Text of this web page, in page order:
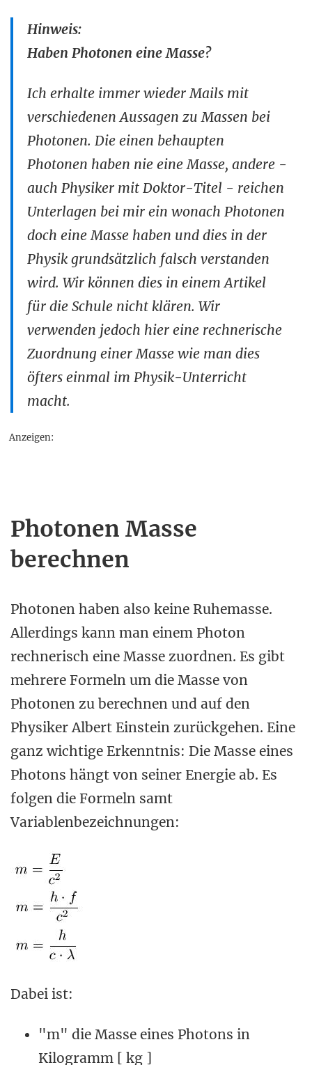
Hinweis:
Haben Photonen eine Masse?
Ich erhalte immer wieder Mails mit
verschiedenen Aussagen zu Massen bei
Photonen. Die einen behaupten
Photonen haben nie eine Masse, andere -
auch Physiker mit Doktor-Titel - reichen
Unterlagen bei mir ein wonach Photonen
doch eine Masse haben und dies in der
Physik grundsätzlich falsch verstanden
wird. Wir können dies in einem Artikel
für die Schule nicht klären. Wir
verwenden jedoch hier eine rechnerische
Zuordnung einer Masse wie man dies
öfters einmal im Physik-Unterricht
macht.
Anzeigen:
Photonen Masse
berechnen
Photonen haben also keine Ruhemasse.
Allerdings kann man einem Photon
rechnerisch eine Masse zuordnen. Es gibt
mehrere Formeln um die Masse von
Photonen zu berechnen und auf den
Physiker Albert Einstein zurückgehen. Eine
ganz wichtige Erkenntnis: Die Masse eines
Photons hängt von seiner Energie ab. Es
folgen die Formeln samt
Variablenbezeichnungen:
Dabei ist:
"m" die Masse eines Photons in
Kilogramm [ kg ]